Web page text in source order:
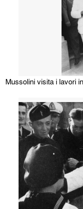
Mussolini visita i lavori